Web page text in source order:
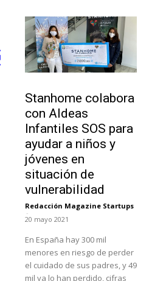
Stanhome colabora
con Aldeas
Infantiles SOS para
ayudar a niños y
jóvenes en
situación de
vulnerabilidad
Redacción Magazine Startups
-
20 mayo 2021
En España hay 300 mil
menores en riesgo de perder
el cuidado de sus padres, y 49
mil ya lo han perdido, cifras